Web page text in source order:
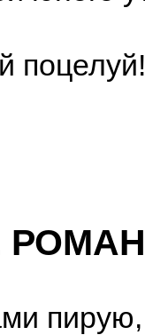
поцелуй!